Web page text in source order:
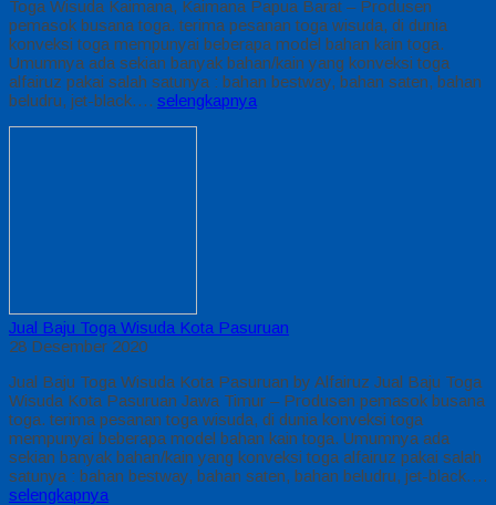
Toga Wisuda Kaimana, Kaimana Papua Barat – Produsen
pemasok busana toga. terima pesanan toga wisuda, di dunia
konveksi toga mempunyai beberapa model bahan kain toga.
Umumnya ada sekian banyak bahan/kain yang konveksi toga
alfairuz pakai salah satunya : bahan bestway, bahan saten, bahan
beludru, jet-black…. selengkapnya
Jual Baju Toga Wisuda Kota Pasuruan
28 Desember 2020
Jual Baju Toga Wisuda Kota Pasuruan by Alfairuz Jual Baju Toga
Wisuda Kota Pasuruan Jawa Timur – Produsen pemasok busana
toga. terima pesanan toga wisuda, di dunia konveksi toga
mempunyai beberapa model bahan kain toga. Umumnya ada
sekian banyak bahan/kain yang konveksi toga alfairuz pakai salah
satunya : bahan bestway, bahan saten, bahan beludru, jet-black….
selengkapnya